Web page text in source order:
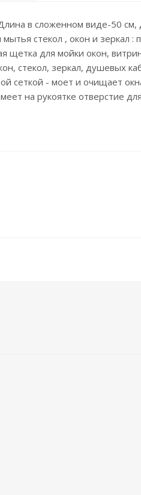
в сложенном виде-50
стекол , окон и зеркал :
щетка для мойки окон,
стекол, зеркал, душевых
сеткой - моет и очищает
на рукоятке отверстие